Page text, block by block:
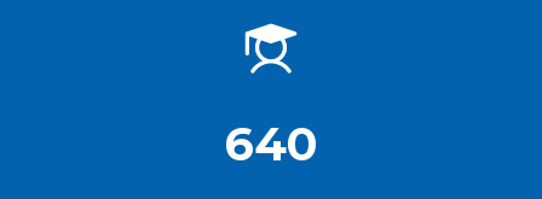
640